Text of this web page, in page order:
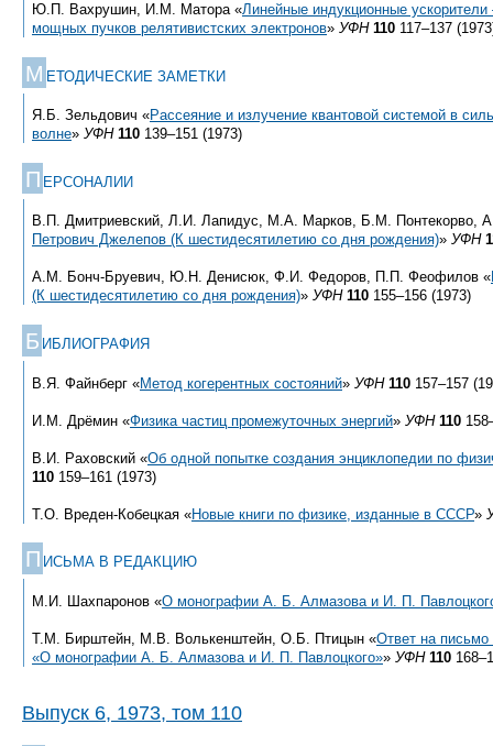
Ю.П. Вахрушин, И.М. Матора «Линейные индукционные
мощных пучков релятивистских электронов» УФН 110 117–137
М ЕТОДИЧЕСКИЕ ЗАМЕТКИ
Я.Б. Зельдович «Рассеяние и излучение квантовой системой в
волне» УФН 110 139–151 (1973)
П ЕРСОНАЛИИ
В.П. Дмитриевский, Л.И. Лапидус, М.А. Марков, Б.М. Понтекорво,
Петрович Джелепов (К шестидесятилетию со дня рождения)» УФН
А.М. Бонч-Бруевич, Ю.Н. Денисюк, Ф.И. Федоров, П.П. Феофилов «
(К шестидесятилетию со дня рождения)» УФН 110 155–156 (1973)
Б ИБЛИОГРАФИЯ
В.Я. Файнберг «Метод когерентных состояний» УФН 110 157–157
И.М. Дрёмин «Физика частиц промежуточных энергий» УФН 110
В.И. Раховский «Об одной попытке создания энциклопедии по
110 159–161 (1973)
Т.О. Вреден-Кобецкая «Новые книги по физике, изданные в СССР»
П ИСЬМА В РЕДАКЦИЮ
М.И. Шахпаронов «О монографии А. Б. Алмазова и И. П.
Т.М. Бирштейн, М.В. Волькенштейн, О.Б. Птицын «Ответ на
«О монографии А. Б. Алмазова и И. П. Павлоцкого»» УФН 110
Выпуск 6, 1973, том 110